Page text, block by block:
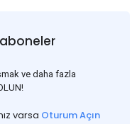
ve daha fazla
varsa Oturum Açın